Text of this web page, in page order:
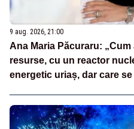
9 aug. 2026, 21:00
Ana Maria Păcuraru:
resurse, cu un reactor
energetic uriaș, dar care